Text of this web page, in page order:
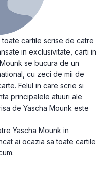
toate cartile scrise de catre
in exclusivitate, carti in
se bucura de un
cu zeci de mii de
Felul in care scrie si
principalele atuuri ale
de Yascha Mounk este
Yascha Mounk in
ai ocazia sa toate cartile